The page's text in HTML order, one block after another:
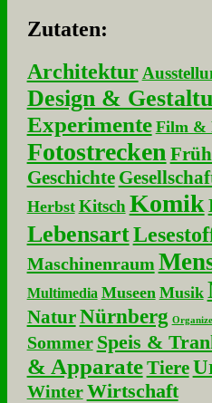
Zu­ta­ten:
Architektur
Design &
Experimente Film &
Fotostrecken
Geschichte
Herbst Kitsch Komik
Lebensart
Maschinenraum
Multimedia Museen Musik
NaturNürnberg
Sommer Speis &
& Apparate Tiere
Winter Wirtschaft